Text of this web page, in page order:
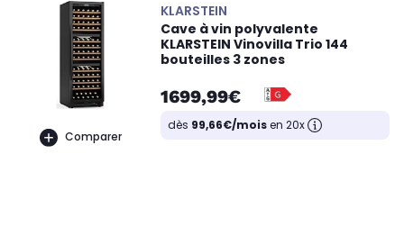
Comparer
KLARSTEIN
Cave à vin polyvalente
KLARSTEIN Vinovilla Trio 144
bouteilles 3 zones
1699,99€
dès 99,66€/moisen 20x